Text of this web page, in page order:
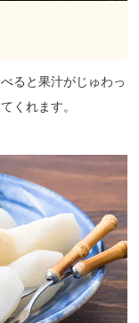
ると果汁がじゅわっ
くれます。